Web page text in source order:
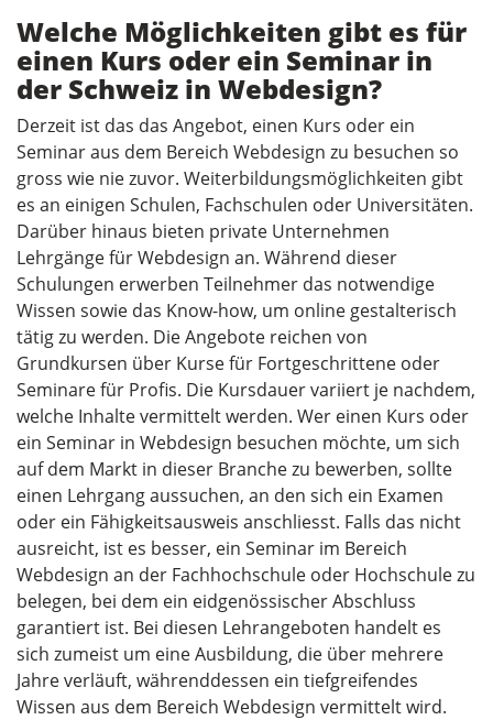
Welche Möglichkeiten gibt es für
einen Kurs oder ein Seminar in
der Schweiz in Webdesign?
Derzeit ist das das Angebot, einen Kurs oder ein
Seminar aus dem Bereich Webdesign zu besuchen so
gross wie nie zuvor. Weiterbildungsmöglichkeiten gibt
es an einigen Schulen, Fachschulen oder Universitäten.
Darüber hinaus bieten private Unternehmen
Lehrgänge für Webdesign an. Während dieser
Schulungen erwerben Teilnehmer das notwendige
Wissen sowie das Know-how, um online gestalterisch
tätig zu werden. Die Angebote reichen von
Grundkursen über Kurse für Fortgeschrittene oder
Seminare für Profis. Die Kursdauer variiert je nachdem,
welche Inhalte vermittelt werden. Wer einen Kurs oder
ein Seminar in Webdesign besuchen möchte, um sich
auf dem Markt in dieser Branche zu bewerben, sollte
einen Lehrgang aussuchen, an den sich ein Examen
oder ein Fähigkeitsausweis anschliesst. Falls das nicht
ausreicht, ist es besser, ein Seminar im Bereich
Webdesign an der Fachhochschule oder Hochschule zu
belegen, bei dem ein eidgenössischer Abschluss
garantiert ist. Bei diesen Lehrangeboten handelt es
sich zumeist um eine Ausbildung, die über mehrere
Jahre verläuft, währenddessen ein tiefgreifendes
Wissen aus dem Bereich Webdesign vermittelt wird.